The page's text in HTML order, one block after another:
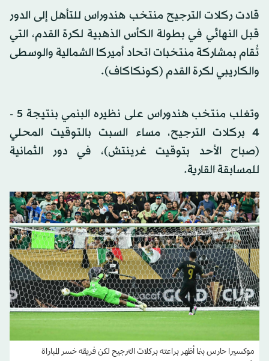
قادت ركلات الترجيح منتخب هندوراس للتأهل إلى الدور
قبل النهائي في بطولة الكأس الذهبية لكرة القدم، التي
تُقام بمشاركة منتخبات اتحاد أميركا الشمالية والوسطى
والكاريبي لكرة القدم (كونكاكاف).
وتغلب منتخب هندوراس على نظيره البنمي بنتيجة 5 -
4 بركلات الترجيح، مساء السبت بالتوقيت المحلي
(صباح الأحد بتوقيت غرينتش)، في دور الثمانية
للمسابقة القارية.
موكسيرا حارس بنما أظهر براعته بركلات الترجيح لكن فريقه خسر المباراة